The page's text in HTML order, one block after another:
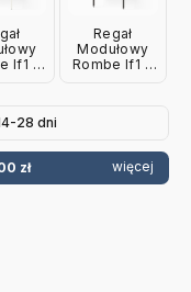
If1 Z
Regał
Modułowy
Rombe If1 Z
28 dni
zł więcej